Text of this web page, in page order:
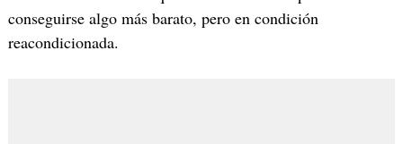
conseguirse algo más barato, pero en condición
reacondicionada.